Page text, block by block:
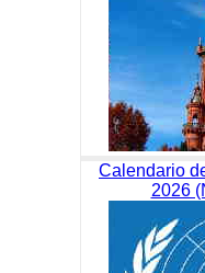
Calendario
2026